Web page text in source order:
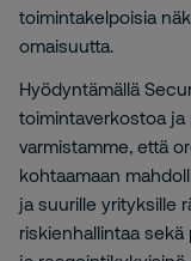
toimintakelpoisia
omaisuutta.
Hyödyntämällä
toimintaverkostoa
varmistamme, että
kohtaamaan
ja suurille yrityksille
riskienhallintaa